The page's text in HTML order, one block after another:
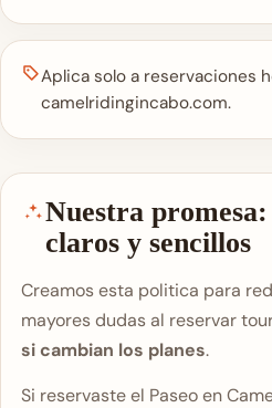
Aplica solo a reservaciones
camelridingincabo.com.
Nuestra
claros y sencillos
Creamos esta politica para
mayores dudas al reservar
si cambian los planes.
Si reservaste el Paseo en